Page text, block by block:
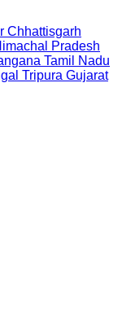
Chhattisgarh
Pradesh
Tamil Nadu
Tripura Gujarat